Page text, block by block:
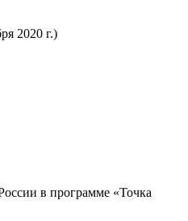
2020 г.)
в программе «Точка